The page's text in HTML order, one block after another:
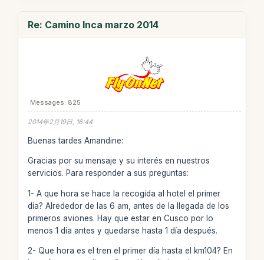
Re: Camino Inca marzo 2014
Messages: 825
2014年2月19日, 16:44
Buenas tardes Amandine:
Gracias por su mensaje y su interés en nuestros
servicios. Para responder a sus preguntas:
1- A que hora se hace la recogida al hotel el primer
día? Alrededor de las 6 am, antes de la llegada de los
primeros aviones. Hay que estar en Cusco por lo
menos 1 día antes y quedarse hasta 1 día después.
2- Que hora es el tren el primer día hasta el km104? En